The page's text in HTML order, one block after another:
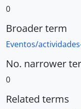
0
Broader term
Eventos/
No. narrower
0
Related terms